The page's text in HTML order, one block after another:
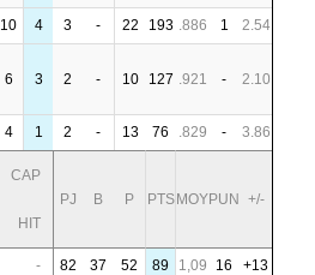
10 4 3 - 22 193 .886 1 2.54
6 3 2 - 10 127 .921 - 2.10
4 1 2 - 13 76 .829 - 3.86
CAP
HIT
PJ B P PTS MOYPUN +/-
- 82 37 52 89 1,09 16 +13